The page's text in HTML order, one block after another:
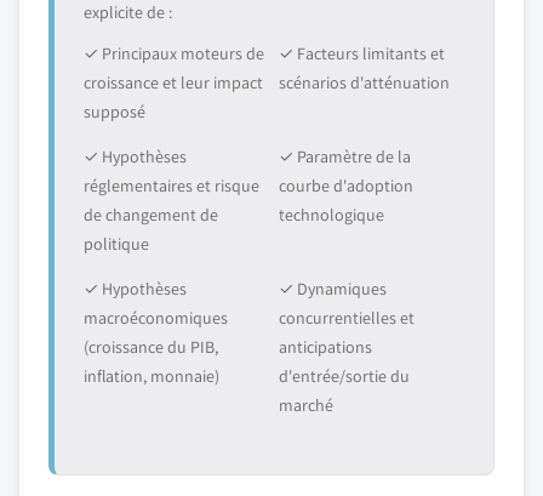
explicite de :
✓ Principaux moteurs de
croissance et leur impact
supposé
✓ Facteurs limitants et
scénarios d'atténuation
✓ Hypothèses
réglementaires et risque
de changement de
politique
✓ Paramètre de la
courbe d'adoption
technologique
✓ Hypothèses
macroéconomiques
(croissance du PIB,
inflation, monnaie)
✓ Dynamiques
concurrentielles et
anticipations
d'entrée/sortie du
marché